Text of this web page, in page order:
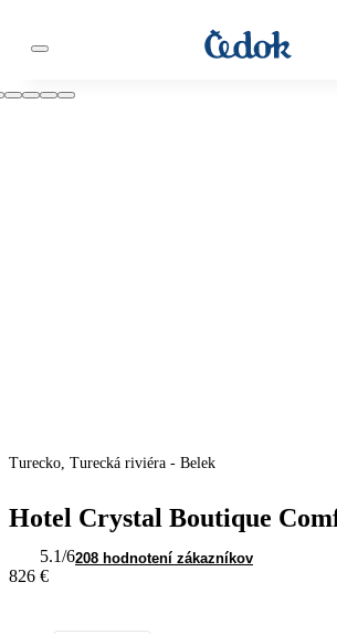
Turecko, Turecká riviéra - Belek
Hotel Crystal Boutique
5.1/6208 hodnotení zákazníkov
826 €